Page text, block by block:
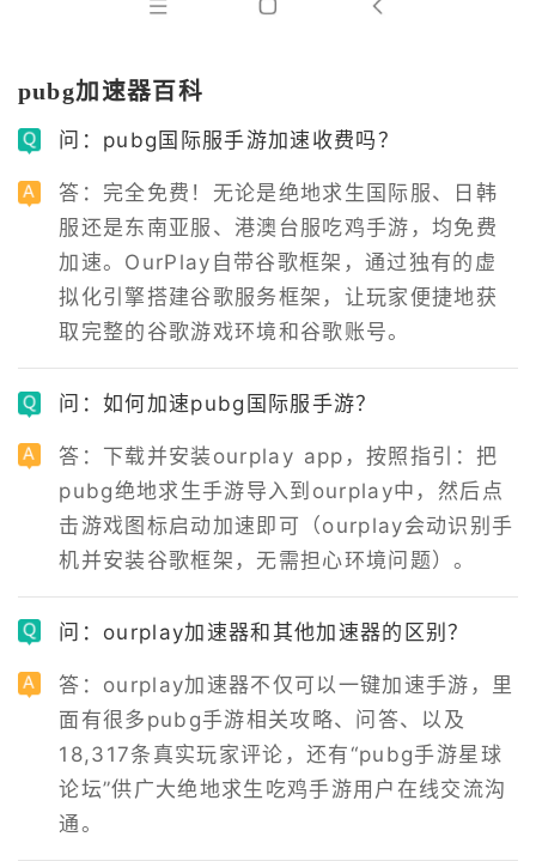
pubg加速器百科
问：pubg国际服手游加速收费吗？
答：完全免费！无论是绝地求生国际服、日韩
服还是东南亚服、港澳台服吃鸡手游，均免费
加速。OurPlay自带谷歌框架，通过独有的虚
拟化引擎搭建谷歌服务框架，让玩家便捷地获
取完整的谷歌游戏环境和谷歌账号。
问：如何加速pubg国际服手游？
答：下载并安装ourplay app，按照指引：把
pubg绝地求生手游导入到ourplay中，然后点
击游戏图标启动加速即可（ourplay会动识别手
机并安装谷歌框架，无需担心环境问题）。
问：ourplay加速器和其他加速器的区别？
答：ourplay加速器不仅可以一键加速手游，里
面有很多pubg手游相关攻略、问答、以及
18,317条真实玩家评论，还有“pubg手游星球
论坛”供广大绝地求生吃鸡手游用户在线交流沟
通。